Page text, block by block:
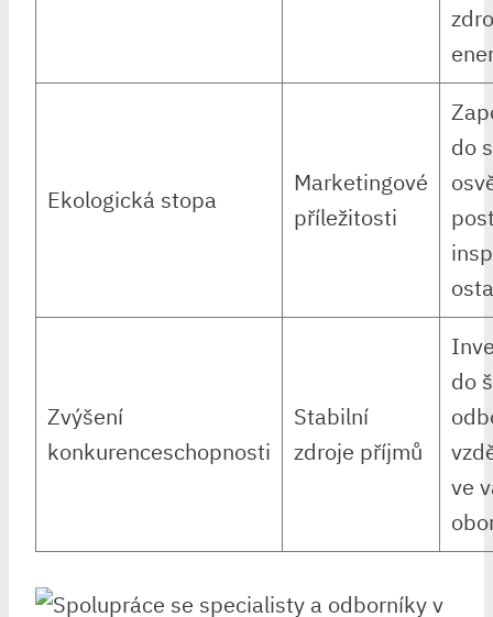
Ekologická stopa
Marketingové
příležitosti
do
Zvýšení
konkurenceschopnosti
Stabilní
zdroje příjmů
do
ve